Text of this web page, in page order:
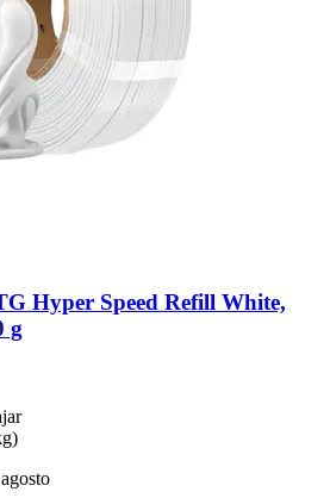
Hyper Speed Refill White,
g